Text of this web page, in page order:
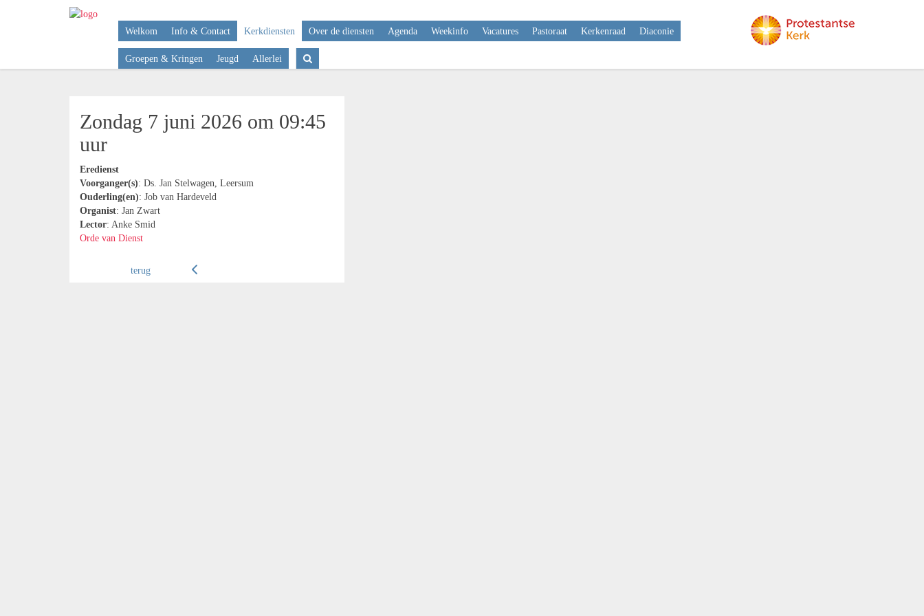
Welkom Info & Contact Kerkdiensten Over de diensten Agenda Weekinfo Vacatures Pastoraat Kerkenraad Diaconie
Groepen & Kringen Jeugd Allerlei
Zondag 7 juni 2026 om 09:45
uur
Eredienst
Voorganger(s): Ds. Jan Stelwagen, Leersum
Ouderling(en): Job van Hardeveld
Organist: Jan Zwart
Lector: Anke Smid
Orde van Dienst
terug